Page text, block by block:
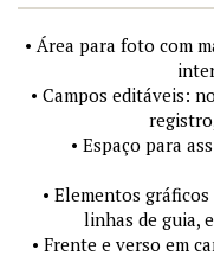
• Área para foto com
• Campos editáveis:
• Espaço para
• Elementos
linhas de guia,
• Frente e verso em